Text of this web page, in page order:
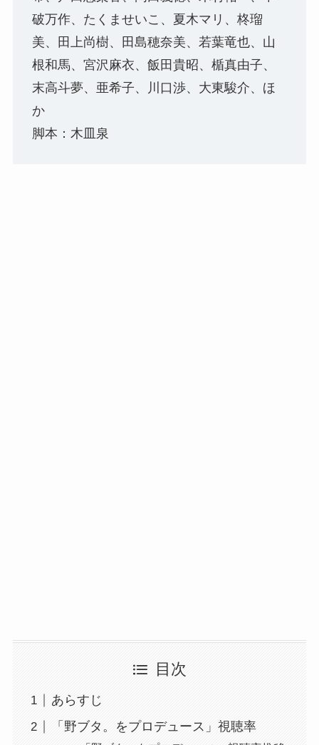
破万作、たくませいこ、夏木マリ、柊瑠
美、田上尚樹、田島穂奈美、若葉竜也、山
根和馬、宮沢麻衣、飯田貴昭、楯真由子、
末高斗夢、亜希子、川口渉、大東駿介、ほ
か
脚本：木皿泉
目次
あらすじ
「野ブタ。をプロデュース」視聴率